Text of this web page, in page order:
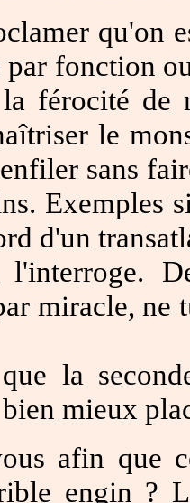
qu'on
par fonction
férocité de
le
sans
Exemples
d'un
l'interroge.
miracle, ne
la
mieux
afin que
engin ?